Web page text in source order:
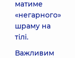
матиме
«негарного»
шраму на
тілі.
Важливим